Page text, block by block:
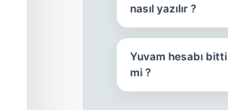
nasıl yazılır ?
Yuvam hesabı bitti
mi ?